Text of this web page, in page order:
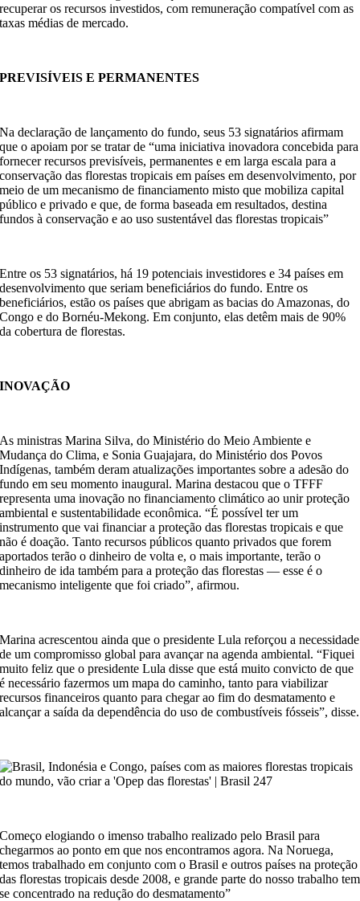
recuperar os recursos investidos, com remuneração compatível com as
taxas médias de mercado.
PREVISÍVEIS E PERMANENTES
Na declaração de lançamento do fundo, seus 53 signatários afirmam
que o apoiam por se tratar de “uma iniciativa inovadora concebida para
fornecer recursos previsíveis, permanentes e em larga escala para a
conservação das florestas tropicais em países em desenvolvimento, por
meio de um mecanismo de financiamento misto que mobiliza capital
público e privado e que, de forma baseada em resultados, destina
fundos à conservação e ao uso sustentável das florestas tropicais”
Entre os 53 signatários, há 19 potenciais investidores e 34 países em
desenvolvimento que seriam beneficiários do fundo. Entre os
beneficiários, estão os países que abrigam as bacias do Amazonas, do
Congo e do Bornéu-Mekong. Em conjunto, elas detêm mais de 90%
da cobertura de florestas.
INOVAÇÃO
As ministras Marina Silva, do Ministério do Meio Ambiente e
Mudança do Clima, e Sonia Guajajara, do Ministério dos Povos
Indígenas, também deram atualizações importantes sobre a adesão do
fundo em seu momento inaugural. Marina destacou que o TFFF
representa uma inovação no financiamento climático ao unir proteção
ambiental e sustentabilidade econômica. “É possível ter um
instrumento que vai financiar a proteção das florestas tropicais e que
não é doação. Tanto recursos públicos quanto privados que forem
aportados terão o dinheiro de volta e, o mais importante, terão o
dinheiro de ida também para a proteção das florestas — esse é o
mecanismo inteligente que foi criado”, afirmou.
Marina acrescentou ainda que o presidente Lula reforçou a necessidade
de um compromisso global para avançar na agenda ambiental. “Fiquei
muito feliz que o presidente Lula disse que está muito convicto de que
é necessário fazermos um mapa do caminho, tanto para viabilizar
recursos financeiros quanto para chegar ao fim do desmatamento e
alcançar a saída da dependência do uso de combustíveis fósseis”, disse.
Começo elogiando o imenso trabalho realizado pelo Brasil para
chegarmos ao ponto em que nos encontramos agora. Na Noruega,
temos trabalhado em conjunto com o Brasil e outros países na proteção
das florestas tropicais desde 2008, e grande parte do nosso trabalho tem
se concentrado na redução do desmatamento”